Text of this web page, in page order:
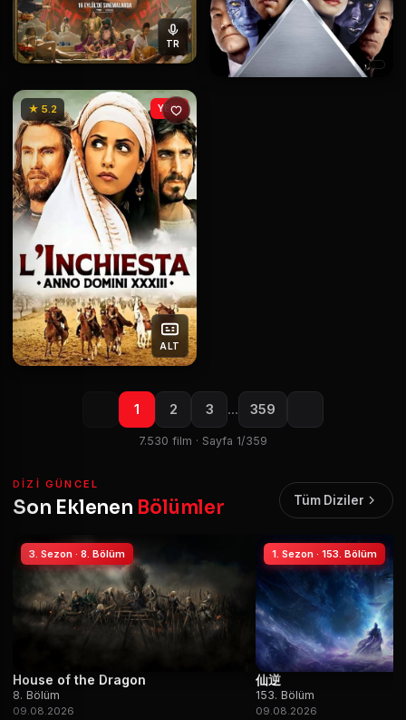
TR
★ 5.2
ALT
YENİ
1 2 3 … 359
7.530 film · Sayfa 1/359
DIZI GÜNCEL
Son Eklenen Bölümler Tüm Diziler
3. Sezon · 8. Bölüm
House of the Dragon
8. Bölüm
09.08.2026
1. Sezon · 153. Bölüm
仙逆
153. Bölüm
09.08.2026